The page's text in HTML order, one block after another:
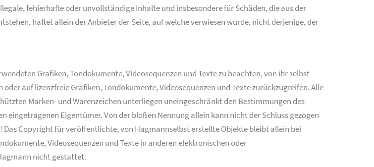
fehlerhafte oder unvollständige Inhalte und insbesondere für Schäden, die aus der
haftet allein der Anbieter der Seite, auf welche verwiesen wurde, nicht derjenige, der
Grafiken, Tondokumente, Videosequenzen und Texte zu beachten, von ihr selbst
auf lizenzfreie Grafiken, Tondokumente, Videosequenzen und Texte zurückzugreifen. Alle
Marken- und Warenzeichen unterliegen uneingeschränkt den Bestimmungen des
eingetragenen Eigentümer. Von der bloßen Nennung allein kann nicht der Schluss gezogen
Copyright für veröffentlichte, von Hagmannselbst erstellte Objekte bleibt allein bei
Videosequenzen und Texte in anderen elektronischen oder
nicht gestattet.